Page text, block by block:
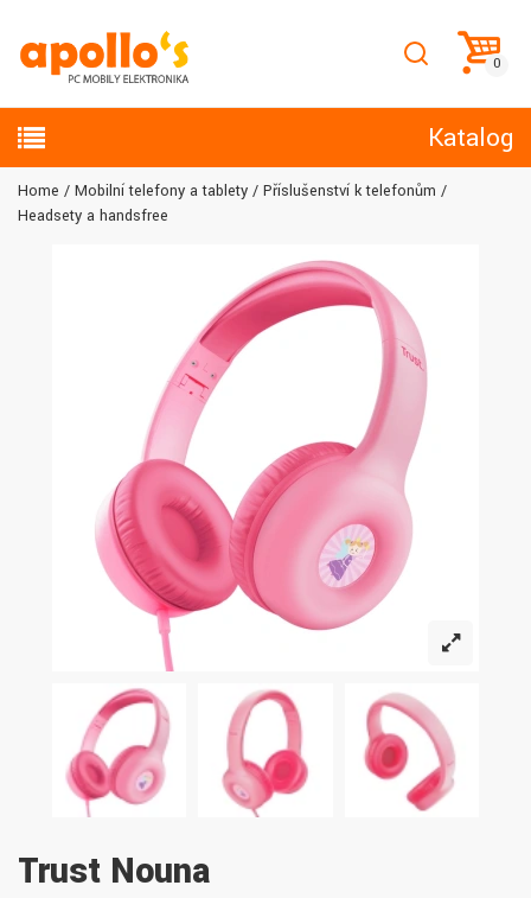
Katalog
Home Mobilní telefony a tablety
Příslušenství k telefonům
Headsety a handsfree
Trust Nouna